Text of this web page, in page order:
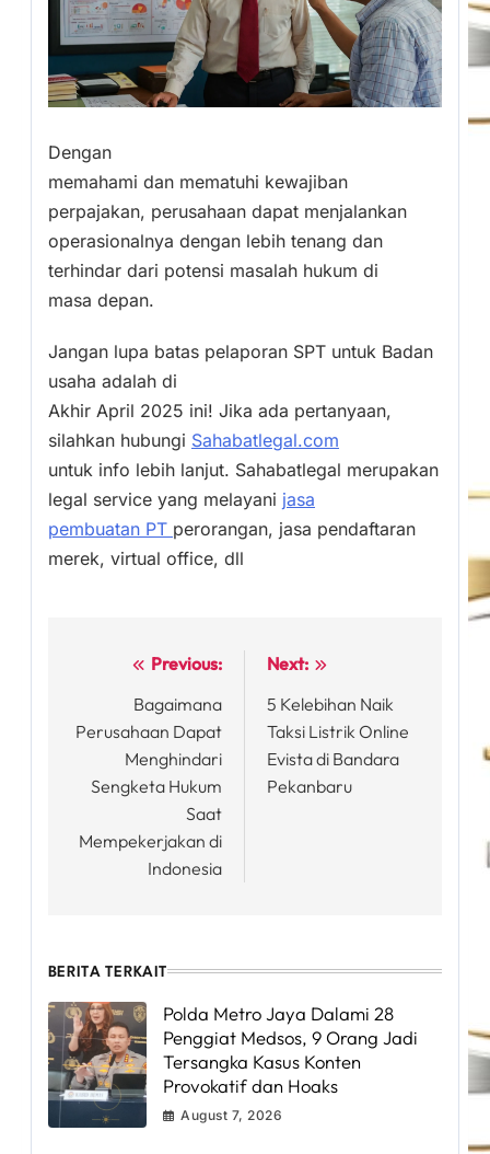
Dengan
memahami dan mematuhi kewajiban
perpajakan, perusahaan dapat menjalankan
operasionalnya dengan lebih tenang dan
terhindar dari potensi masalah hukum di
masa depan.
Jangan lupa batas pelaporan SPT untuk Badan
usaha adalah di
Akhir April 2025 ini! Jika ada pertanyaan,
silahkan hubungi Sahabatlegal.com
untuk info lebih lanjut. Sahabatlegal merupakan
legal service yang melayani jasa
pembuatan PT perorangan, jasa pendaftaran
merek, virtual office, dll
navigation
Previous:
Bagaimana
Perusahaan Dapat
Menghindari
Sengketa Hukum
Saat
Mempekerjakan di
Indonesia
Next:
5 Kelebihan Naik
Taksi Listrik Online
Evista di Bandara
Pekanbaru
BERITA TERKAIT
Polda Metro Jaya Dalami 28
Penggiat Medsos, 9 Orang Jadi
Tersangka Kasus Konten
Provokatif dan Hoaks
August 7, 2026